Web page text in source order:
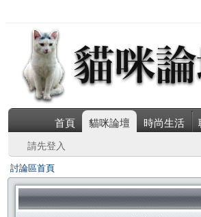
首頁 貓咪論壇 時尚生活
請先登入
討論區首頁